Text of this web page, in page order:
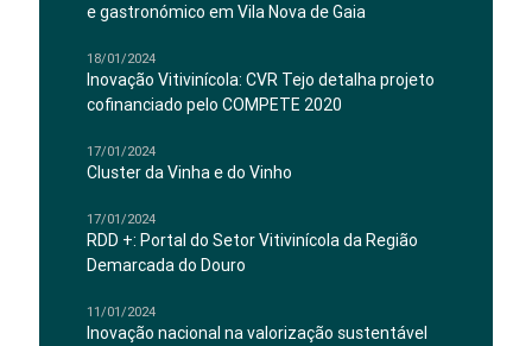
e gastronómico em Vila Nova de Gaia
18/01/2024
Inovação Vitivinícola: CVR Tejo detalha projeto
cofinanciado pelo COMPETE 2020
17/01/2024
Cluster da Vinha e do Vinho
17/01/2024
RDD +: Portal do Setor Vitivinícola da Região
Demarcada do Douro
11/01/2024
Inovação nacional na valorização sustentável